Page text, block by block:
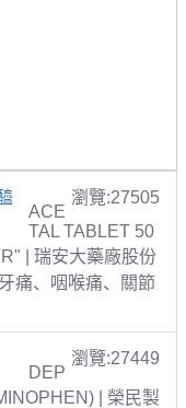
瀏覽:27505
ACE
TAL TABLET 50
| 瑞安大藥廠股份
痛、咽喉痛、關節
瀏覽:27449
DEP
| 榮民製